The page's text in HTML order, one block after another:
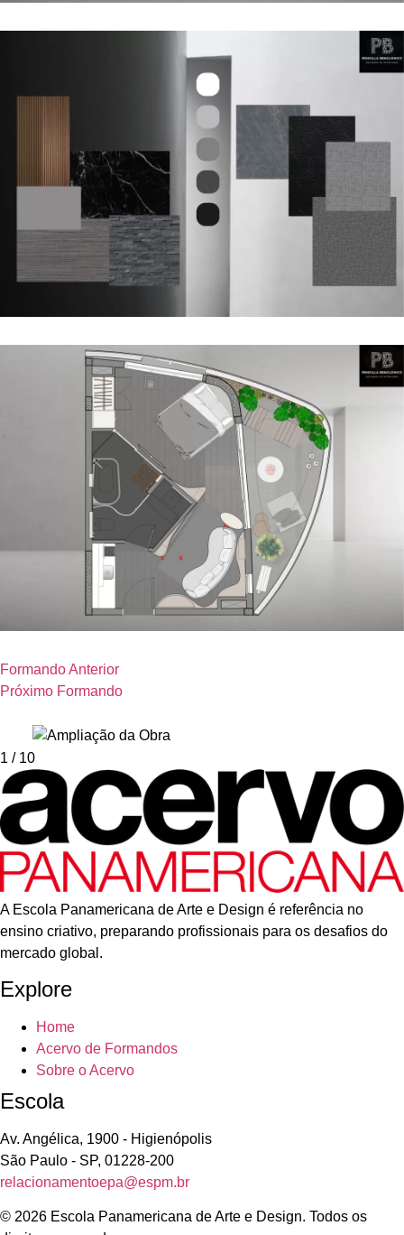
Formando Anterior
Próximo Formando
1 / 10
A Escola Panamericana de Arte e Design é referência no
ensino criativo, preparando profissionais para os desafios do
mercado global.
Explore
Home
Acervo de Formandos
Sobre o Acervo
Escola
Av. Angélica, 1900 - Higienópolis
São Paulo - SP, 01228-200
relacionamentoepa@espm.br
© 2026 Escola Panamericana de Arte e Design. Todos os